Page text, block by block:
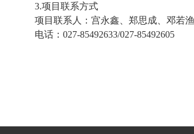
3.项目联系方式
项目联系人：宫永鑫、郑思成、邓若
电话： 027-85492633/027-85492605